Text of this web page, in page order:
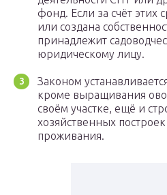
фонд. Если за счёт этих
или создана
принадлежит
юридическому лицу.
Законом
кроме выращивания
своём участке, ещё и
хозяйственных
проживания.